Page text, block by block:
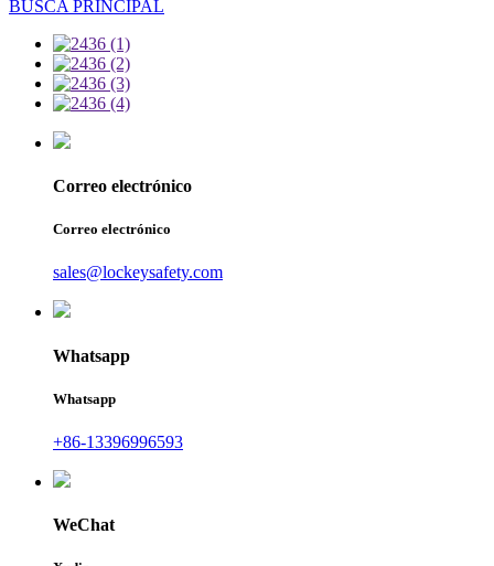
BUSCA PRINCIPAL
Correo electrónico
Correo electrónico
sales@lockeysafety.com
Whatsapp
Whatsapp
+86-13396996593
WeChat